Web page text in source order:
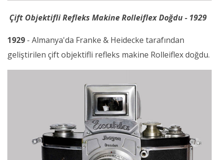
Çift Objektifli Refleks Makine Rolleiflex Doğdu - 1929
1929 - Almanya'da Franke & Heidecke tarafından
geliştirilen çift objektifli refleks makine Rolleiflex doğdu.